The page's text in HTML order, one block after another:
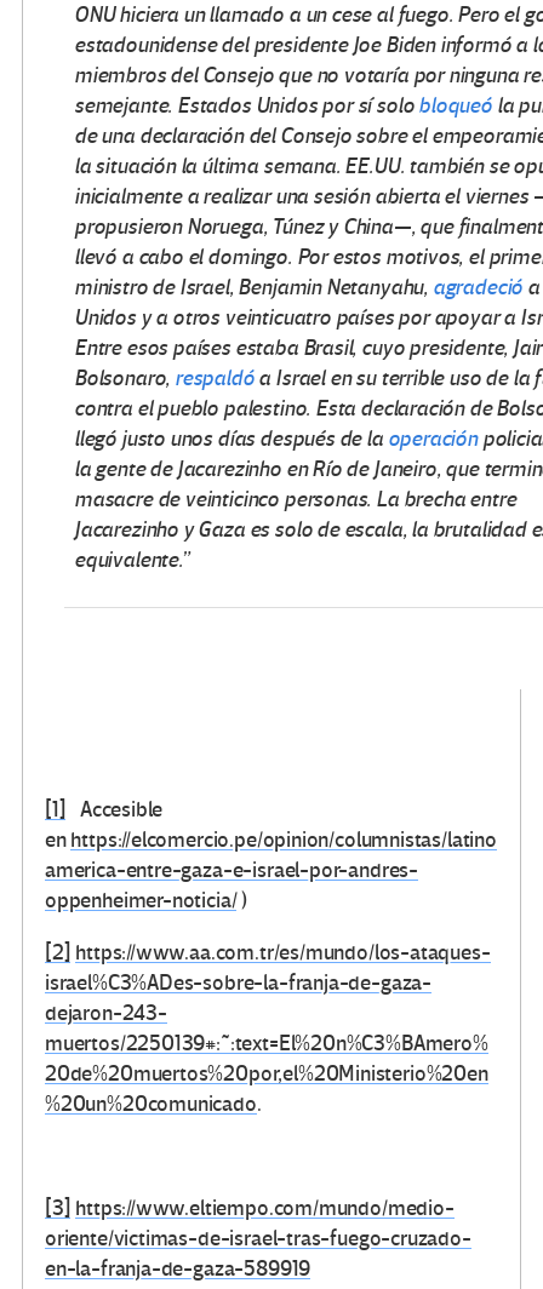
ONU hiciera un llamado a un cese al fuego. Pero el
estadounidense del presidente Joe Biden informó a
miembros del Consejo que no votaría por ninguna
semejante. Estados Unidos por sí solobloqueóla
de una declaración del Consejo sobre el
la situación la última semana. EE.UU. también se
inicialmente a realizar una sesión abierta el viernes
propusieron Noruega, Túnez y China—, que
llevó a cabo el domingo. Por estos motivos, el
ministro de Israel, Benjamin Netanyahu, agradeció
Unidos y a otros veinticuatro países por apoyar a
Entre esos países estaba Brasil, cuyo presidente, Jair
Bolsonaro, respaldóa Israel en su terrible uso de la
contra el pueblo palestino. Esta declaración de
llegó justo unos días después de la operación
la gente de Jacarezinho en Río de Janeiro, que
masacre de veinticinco personas. La brecha entre
Jacarezinho y Gaza es solo de escala, la brutalidad
equivalente.”
[1]
Accesible
enhttps://elcomercio.pe/opinion/columnistas/latino
america-entre-gaza-e-israel-por-andres-
oppenheimer-noticia/)
[2] https://www.aa.com.tr/es/mundo/los-ataques-
israel%C3%ADes-sobre-la-franja-de-gaza-
dejaron-243-
muertos/2250139#:~:text=El%20n%C3%BAmero%
20de%20muertos%20por,el%20Ministerio%20en
%20un%20comunicado.
[3] https://www.eltiempo.com/mundo/medio-
oriente/victimas-de-israel-tras-fuego-cruzado-
en-la-franja-de-gaza-589919